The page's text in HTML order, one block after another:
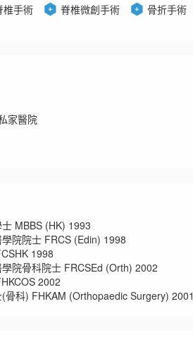
椎手術 脊椎微創手術 骨折手術
家醫院
MBBS (HK) 1993
院院士 FRCS (Edin) 1998
1998
院骨科院士 FRCSEd (Orth) 2002
2002
骨科) FHKAM (Orthopaedic Surgery) 2001